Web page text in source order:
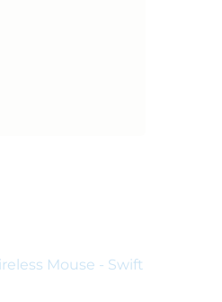
Mouse - Swift